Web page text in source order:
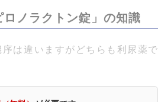
ノラクトン錠」の知識
は違いますがどちらも利尿薬で